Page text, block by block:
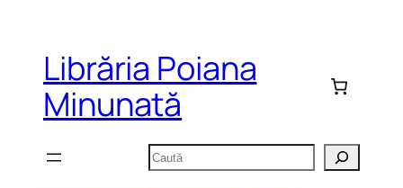
conținutLibrăria Poiana
Minunată
Caută